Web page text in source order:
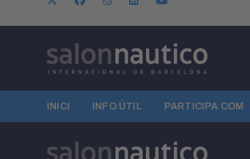
INICI INFO ÚTIL PARTICIPA COM